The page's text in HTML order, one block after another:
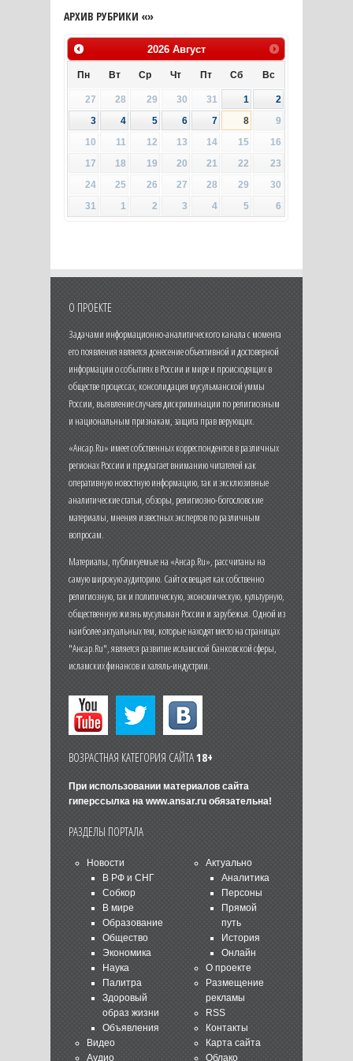
АРХИВ РУБРИКИ «»
2026 Август
Пн Вт Ср Чт Пт Сб Вс
27 28 29 30 31 1
2
3
4 5 6 7 8
9
10
11 12 13 14 15
16
17
18 19 20 21 22
23
24
25 26 27 28 29
30
31
1 2 3 4 5 6
О ПРОЕКТЕ
Задачами информационно-аналитического канала с момента
его появления является донесение объективной и достоверной
информации о событиях в России и мире и происходящих в
обществе процессах, консолидация мусульманской уммы
России, выявление случаев дискриминации по религиозным
и национальным признакам, защита прав верующих.
«Ансар.Ru» имеет собственных корреспондентов в различных
регионах России и предлагает вниманию читателей как
оперативную новостную информацию, так и эксклюзивные
аналитические статьи, обзоры, религиозно-богословские
материалы, мнения известных экспертов по различным
вопросам.
Материалы, публикуемые на «Ансар.Ru», рассчитаны на
самую широкую аудиторию. Сайт освещает как собственно
религиозную, так и политическую, экономическую, культурную,
общественную жизнь мусульман России и зарубежья. Одной из
наиболее актуальных тем, которые находят место на страницах
"Ансар.Ru", является развитие исламской банковской сферы,
исламских финансов и халяль-индустрии.
ВОЗРАСТНАЯ КАТЕГОРИЯ САЙТА18+
При использовании материалов сайта
гиперссылка на www.ansar.ruобязательна!
РАЗДЕЛЫ ПОРТАЛА
Новости
В РФ и СНГ
Собкор
В мире
Образование
Общество
Экономика
Наука
Палитра
Здоровый
образ жизни
Объявления
Видео
Аудио
Актуально
Аналитика
Персоны
Прямой
путь
История
Онлайн
О проекте
Размещение
рекламы
RSS
Контакты
Карта сайта
Облако